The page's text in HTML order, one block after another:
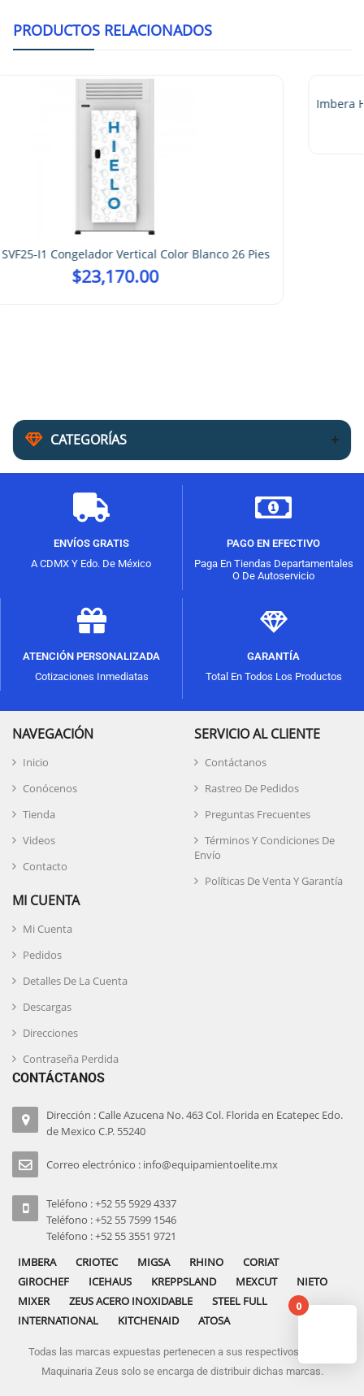
CATEGORÍAS
PRODUCTOS RELACIONADOS
Pies
Imbera HR18 Refrigerador Horizontal Color Negro
ENVÍOS GRATIS
A CDMX Y Edo. De México
PAGO EN EFECTIVO
Paga En Tiendas Departamentales
O De Autoservicio
ATENCIÓN PERSONALIZADA
Cotizaciones Inmediatas
GARANTÍA
Total En Todos Los Productos
NAVEGACIÓN
Inicio
Conócenos
Tienda
Videos
Contacto
SERVICIO AL CLIENTE
Contáctanos
Rastreo De Pedidos
Preguntas Frecuentes
Términos Y Condiciones De
Envío
Políticas De Venta Y Garantía
MI CUENTA
Mi Cuenta
Pedidos
Detalles De La Cuenta
Descargas
Direcciones
Contraseña Perdida
CONTÁCTANOS
Dirección : Calle Azucena No. 463 Col. Florida en Ecatepec Edo.
de Mexico C.P. 55240
Correo electrónico : info@equipamientoelite.mx
Teléfono : +52 55 5929 4337
Teléfono : +52 55 7599 1546
Teléfono : +52 55 3551 9721
IMBERA
CRIOTEC MIGSA RHINO
CORIAT
GIROCHEF
ICEHAUS KREPPSLAND MEXCUT
NIETO
MIXER
ZEUS ACERO INOXIDABLE
STEEL FULL
INTERNATIONAL
KITCHENAID ATOSA
Todas las marcas expuestas pertenecen a sus respectivos dueños
Maquinaria Zeus solo se encarga de distribuir dichas marcas.
0